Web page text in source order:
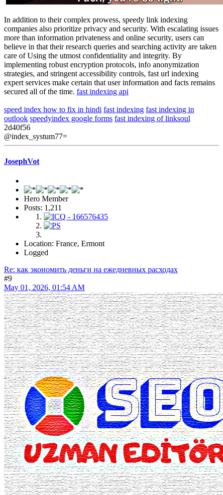
In addition to their complex prowess, speedy link indexing
companies also prioritize privacy and security. With escalating issues
more than information privateness and online security, users can
believe in that their research queries and searching activity are taken
care of Using the utmost confidentiality and integrity. By
implementing robust encryption protocols, info anonymization
strategies, and stringent accessibility controls, fast url indexing
secured all of the time.fast indexing api
speed index how to fix in hindi
outlook speedyindex google forms fast indexing of linksoul
2d40f56
@index_systum77=
JosephVot
Hero Member
Posts: 1,211
Location: France, Ermont
Logged
Re: как экономить деньги на ежедневных расходах
#9
May 01, 2026, 01:54 AM